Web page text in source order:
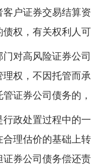
户证券交易结算
权，有关权利人
高风险证券公司
权，不因托管而
证券公司债务的
处置过程中的一
理估价的基础上
券公司债务偿还